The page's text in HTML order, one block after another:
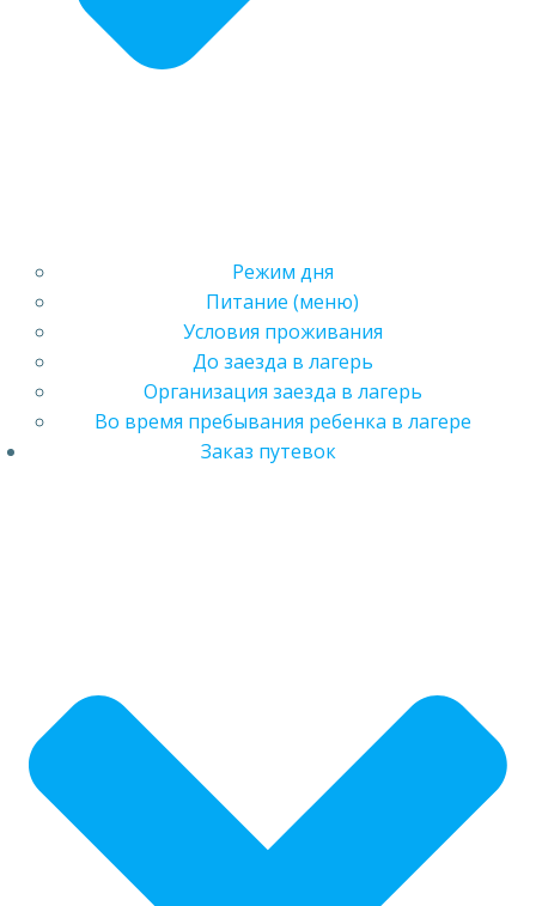
Режим дня
Питание (меню)
Условия проживания
До заезда в лагерь
Организация заезда в лагерь
Во время пребывания ребенка в лагере
Заказ путевок